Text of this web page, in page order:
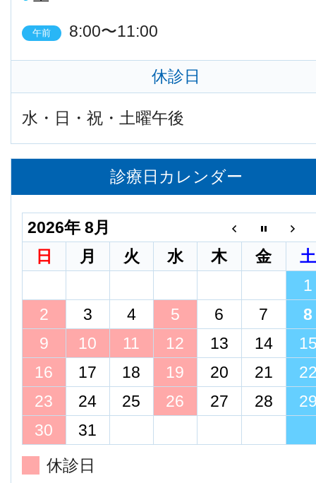
午前 8:00〜11:00
休診日
水・日・祝・土曜午後
診療日カレンダー
2026年 8月
日
月 火 水 木 金
土
1
2
3 4 5 6 7
8
9
10 11 12 13 14
16
17 18 19 20 21
23
24 25 26 27 28
30
31
休診日